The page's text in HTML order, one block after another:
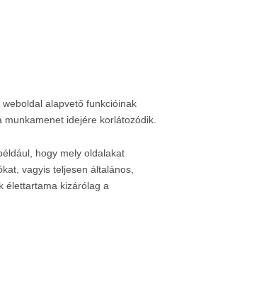
alapvető funkcióinak
idejére korlátozódik.
hogy mely oldalakat
vagyis teljesen általános,
élettartama kizárólag a